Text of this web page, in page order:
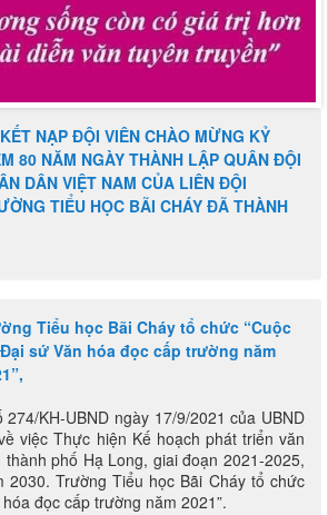
NẠP ĐỘI VIÊN CHÀO MỪNG KỶ
80 NĂM NGÀY THÀNH LẬP QUÂN ĐỘI
DÂN VIỆT NAM CỦA LIÊN ĐỘI
TIỂU HỌC BÃI CHÁY ĐÃ THÀNH
Tiểu học Bãi Cháy tổ chức “Cuộc
sứ Văn hóa đọc cấp trường năm
KH-UBND ngày 17/9/2021 của UBND
việc Thực hiện Kế hoạch phát triển văn
phố Hạ Long, giai đoạn 2021-2025,
2030. Trường Tiểu học Bãi Cháy tổ chức
đọc cấp trường năm 2021”.